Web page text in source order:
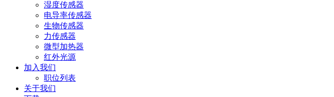
湿度传感器
电导率传感器
生物传感器
力传感器
微型加热器
红外光源
加入我们
职位列表
关于我们